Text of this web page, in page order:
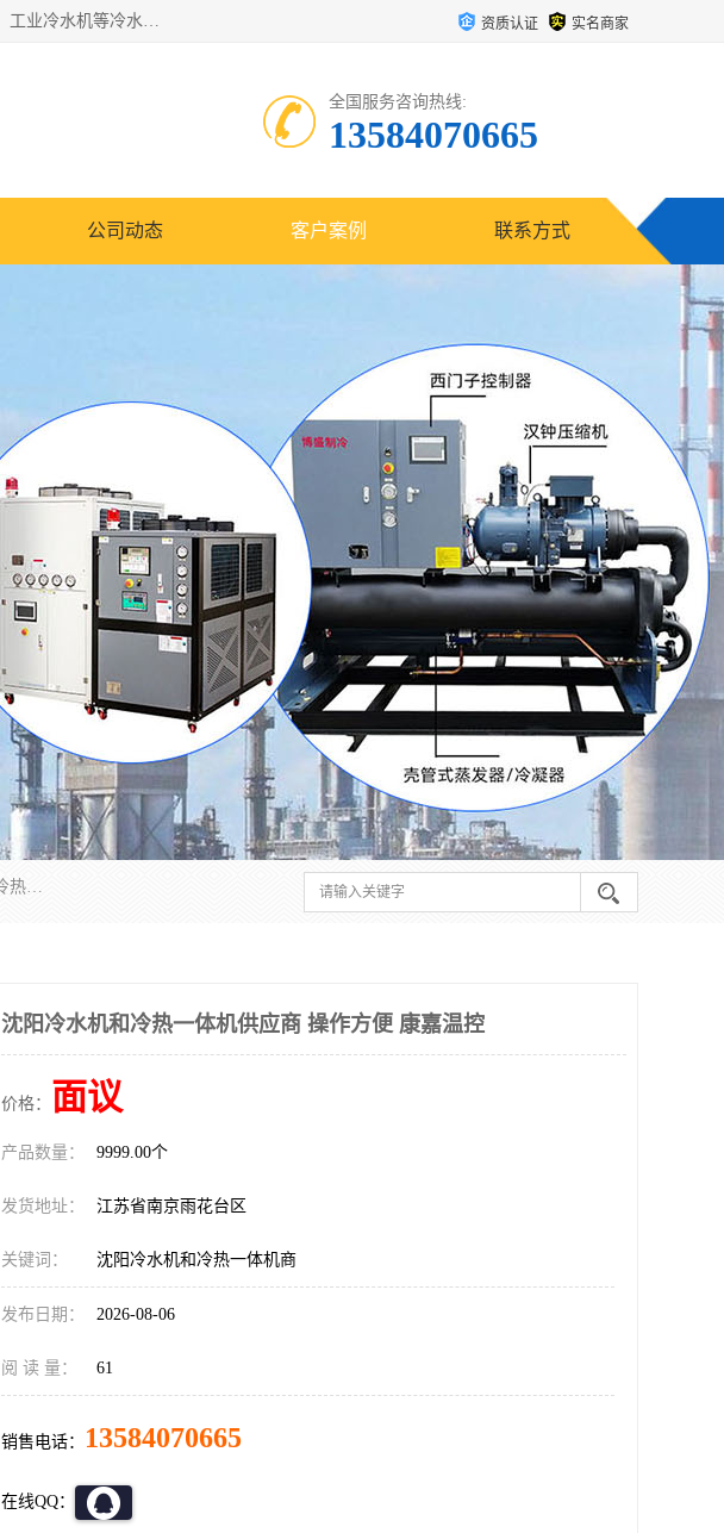
南京康嘉温控设备有限公司是一家工业冷水机厂家，主营产品：低温冷水机、防爆冷水机、工业冷热一体机、工业冷水机等冷水机，公司依托南京工业大学的技术，汇集众多业内技术，不断管理模式，使得我们的产品始终处于国内成员之一水平，在业界享有很高赞誉，是欧洲、北美、中东、东南亚等多个国家和地区。 资质认证 实名商家
全国服务咨询热线:
13584070665
公司动态 客户案例 联系方式
南京康嘉温控设备有限公司是一家工业冷水机厂家，主营产品：低温冷水机、防爆冷水机、工业冷热一体机、工业冷水机等冷水机，公司依托南京工业大学的技术，汇集众多业内技术，不断管理模式，使得我们的产品始终处于国内成员之一水平，在业界享有很高赞誉，是欧洲、北美、中东、东南亚等多个国家和地区。
沈阳冷水机和冷热一体机供应商 操作方便 康嘉温控
价格： 面议
产品数量： 9999.00个
发货地址： 江苏省南京雨花台区
关键词： 沈阳冷水机和冷热一体机商
发布日期： 2026-08-06
阅 读 量： 61
销售电话： 13584070665
在线QQ：